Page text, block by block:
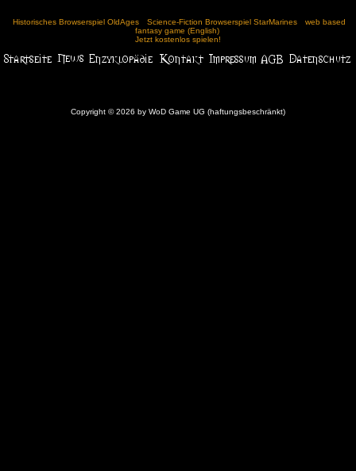
Historisches Browserspiel OldAges Science-Fiction Browserspiel StarMarines
web based
fantasy game (English)
Jetzt kostenlos spielen!
Copyright © 2026 by WoD Game UG (haftungsbeschränkt)